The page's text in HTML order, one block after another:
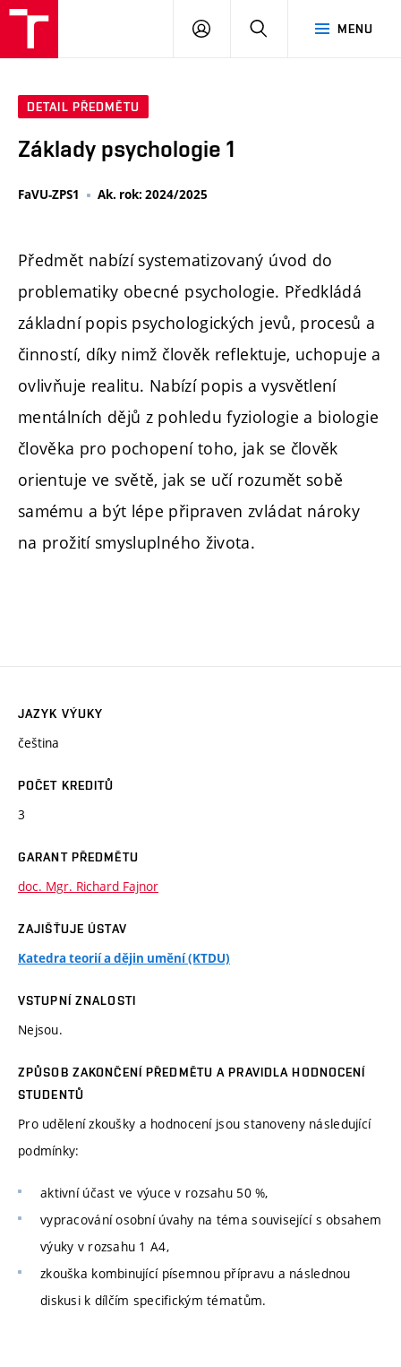
MENU
PŘIHLÁSIT
DETAIL PŘEDMĚTU
Základy psychologie 1
FaVU-ZPS1 Ak. rok: 2024/2025
Předmět nabízí systematizovaný úvod do
problematiky obecné psychologie. Předkládá
základní popis psychologických jevů, procesů a
činností, díky nimž člověk reflektuje, uchopuje a
ovlivňuje realitu. Nabízí popis a vysvětlení
mentálních dějů z pohledu fyziologie a biologie
člověka pro pochopení toho, jak se člověk
orientuje ve světě, jak se učí rozumět sobě
samému a být lépe připraven zvládat nároky
na prožití smysluplného života.
JAZYK VÝUKY
čeština
POČET KREDITŮ
3
GARANT PŘEDMĚTU
doc. Mgr. Richard Fajnor
ZAJIŠŤUJE ÚSTAV
Katedra teorií a dějin umění (KTDU)
VSTUPNÍ ZNALOSTI
Nejsou.
ZPŮSOB ZAKONČENÍ PŘEDMĚTU A PRAVIDLA HODNOCENÍ
STUDENTŮ
Pro udělení zkoušky a hodnocení jsou stanoveny následující
podmínky:
aktivní účast ve výuce v rozsahu 50 %,
vypracování osobní úvahy na téma související s obsahem
výuky v rozsahu 1 A4,
zkouška kombinující písemnou přípravu a následnou
diskusi k dílčím specifickým tématům.